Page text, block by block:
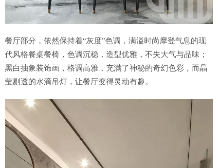
餐厅部分，依然保持着“灰度”色调，满溢时尚摩登气息的现
代风格餐桌餐椅，色调沉稳，造型优雅，不失大气与品味；
黑白抽象装饰画，格调高雅，充满了神秘的奇幻色彩，而晶
莹剔透的水滴吊灯，让餐厅变得灵动有趣。